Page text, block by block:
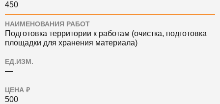
450
НАИМЕНОВАНИЯ РАБОТ
Подготовка территории к работам (очистка, подготовка
площадки для хранения материала)
ЕД.ИЗМ.
—
ЦЕНА ₽
500